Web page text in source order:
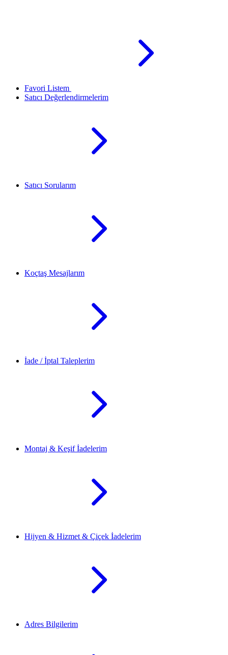
Favori Listem
Satıcı Değerlendirmelerim
Satıcı Sorularım
Koçtaş Mesajlarım
İade / İptal Taleplerim
Montaj & Keşif İadelerim
Hijyen & Hizmet & Çiçek İadelerim
Adres Bilgilerim